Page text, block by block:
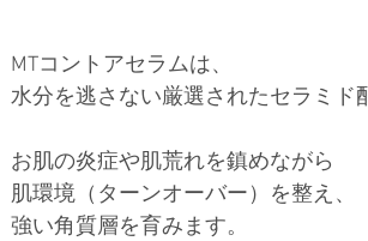
MTコントアセラムは、
水分を逃さない厳選されたセラミド
お肌の炎症や肌荒れを鎮めながら
肌環境（ターンオーバー）を整え、
強い角質層を育みます。